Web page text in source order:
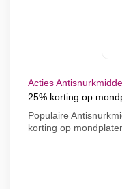
Acties
25% korting op
Populaire
korting op